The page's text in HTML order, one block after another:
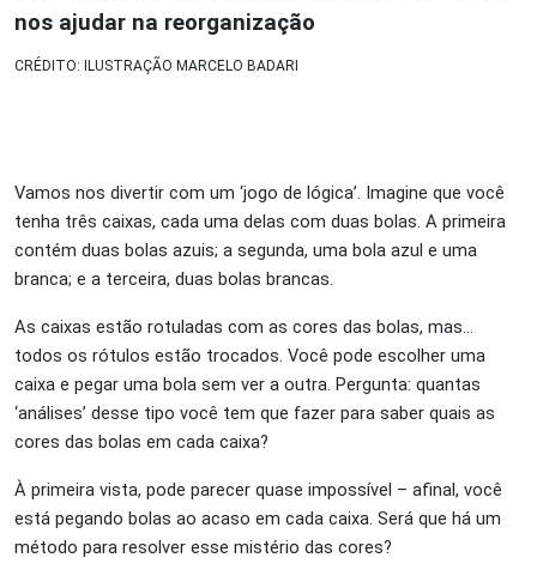
nos ajudar na reorganização
CRÉDITO: ILUSTRAÇÃO MARCELO BADARI
Vamos nos divertir com um ‘jogo de lógica’. Imagine que você
tenha três caixas, cada uma delas com duas bolas. A primeira
contém duas bolas azuis; a segunda, uma bola azul e uma
branca; e a terceira, duas bolas brancas.
As caixas estão rotuladas com as cores das bolas, mas…
todos os rótulos estão trocados. Você pode escolher uma
caixa e pegar uma bola sem ver a outra. Pergunta: quantas
‘análises’ desse tipo você tem que fazer para saber quais as
cores das bolas em cada caixa?
À primeira vista, pode parecer quase impossível – afinal, você
está pegando bolas ao acaso em cada caixa. Será que há um
método para resolver esse mistério das cores?